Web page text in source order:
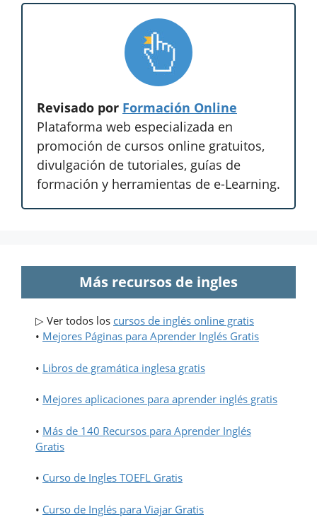
Revisado por Formación Online
Plataforma web especializada en
promoción de cursos online gratuitos,
divulgación de tutoriales, guías de
formación y herramientas de e-Learning.
Más recursos de ingles
▷ Ver todos los cursos de inglés online gratis
• Mejores Páginas para Aprender Inglés Gratis
• Libros de gramática inglesa gratis
• Mejores aplicaciones para aprender inglés gratis
• Más de 140 Recursos para Aprender Inglés
Gratis
• Curso de Ingles TOEFL Gratis
• Curso de Inglés para Viajar Gratis